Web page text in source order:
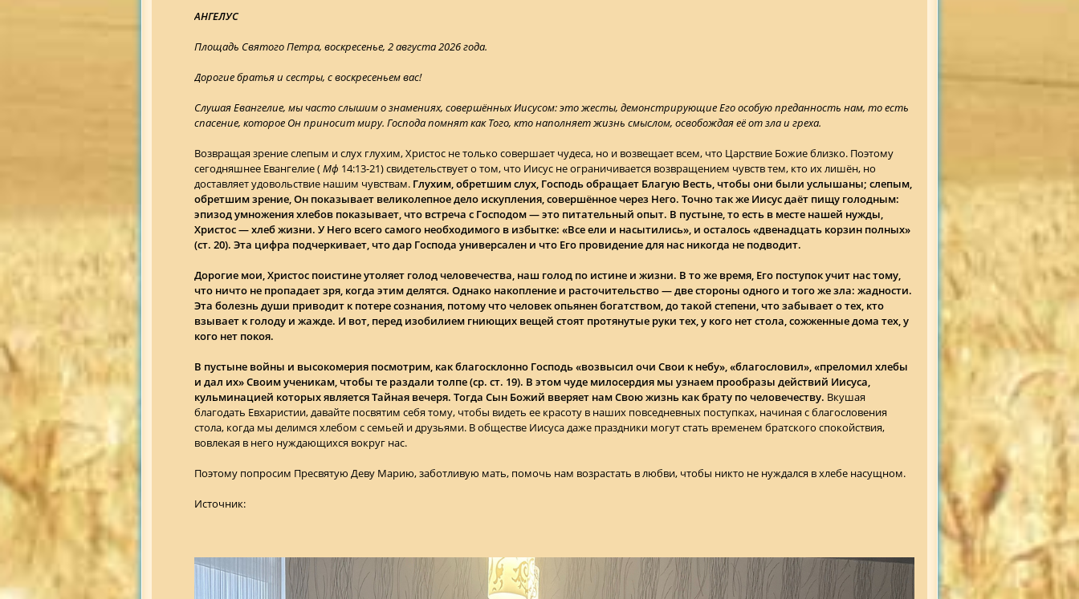
АНГЕЛУС
Площадь Святого Петра, воскресенье, 2 августа 2026 года.
Дорогие братья и сестры, с воскресеньем вас!
Слушая Евангелие, мы часто слышим о знамениях, совершённых Иисусом: это жесты, демонстрирующие Его особую преданность нам, то есть
спасение, которое Он приносит миру. Господа помнят как Того, кто наполняет жизнь смыслом, освобождая её от зла ​​и греха.
Возвращая зрение слепым и слух глухим, Христос не только совершает чудеса, но и возвещает всем, что Царствие Божие близко. Поэтому
сегодняшнее Евангелие (Мф 14:13-21) свидетельствует о том, что Иисус не ограничивается возвращением чувств тем, кто их лишён, но
доставляет удовольствие нашим чувствам. Глухим, обретшим слух, Господь обращает Благую Весть, чтобы они были услышаны; слепым,
обретшим зрение, Он показывает великолепное дело искупления, совершённое через Него. Точно так же Иисус даёт пищу голодным:
эпизод умножения хлебов показывает, что встреча с Господом — это питательный опыт. В пустыне, то есть в месте нашей нужды,
Христос — хлеб жизни. У Него всего самого необходимого в избытке: «Все ели и насытились», и осталось «двенадцать корзин полных»
(ст. 20). Эта цифра подчеркивает, что дар Господа универсален и что Его провидение для нас никогда не подводит.
Дорогие мои, Христос поистине утоляет голод человечества, наш голод по истине и жизни. В то же время, Его поступок учит нас тому,
что ничто не пропадает зря, когда этим делятся. Однако накопление и расточительство — две стороны одного и того же зла: жадности.
Эта болезнь души приводит к потере сознания, потому что человек опьянен богатством, до такой степени, что забывает о тех, кто
взывает к голоду и жажде. И вот, перед изобилием гниющих вещей стоят протянутые руки тех, у кого нет стола, сожженные дома тех, у
кого нет покоя.
В пустыне войны и высокомерия посмотрим, как благосклонно Господь «возвысил очи Свои к небу», «благословил», «преломил хлебы
и дал их» Своим ученикам, чтобы те раздали толпе (ср. ст. 19). В этом чуде милосердия мы узнаем прообразы действий Иисуса,
кульминацией которых является Тайная вечеря. Тогда Сын Божий вверяет нам Свою жизнь как брату по человечеству. Вкушая
благодать Евхаристии, давайте посвятим себя тому, чтобы видеть ее красоту в наших повседневных поступках, начиная с благословения
стола, когда мы делимся хлебом с семьей и друзьями. В обществе Иисуса даже праздники могут стать временем братского спокойствия,
вовлекая в него нуждающихся вокруг нас.
Поэтому попросим Пресвятую Деву Марию, заботливую мать, помочь нам возрастать в любви, чтобы никто не нуждался в хлебе насущном.
Источник: